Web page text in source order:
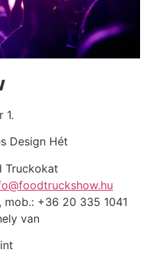
1.
Design Hét
Truckokat
, mob.: +36 20 335 1041
van